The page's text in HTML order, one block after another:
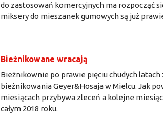
do zastosowań komercyjnych ma rozpocząć
miksery do mieszanek gumowych są już
Bieżnikowane wracają
Bieżnikownie po prawie pięciu chudych latach
bieżnikowania Geyer&Hosaja w Mielcu. Jak
miesiącach przybywa zleceń a kolejne
całym 2018 roku.